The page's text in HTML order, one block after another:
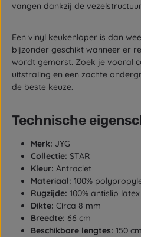
vangen dankzij de
Een vinyl keukenloper is dan
bijzonder geschikt wanneer er
wordt gemorst. Zoek je vooral
uitstraling en een zachte
de beste keuze.
Technische
Merk: JYG
Collectie: STAR
Kleur: Antraciet
Materiaal: 100%
Rugzijde: 100% antislip latex
Dikte: Circa 8 mm
Breedte: 66 cm
Beschikbare lengtes: 150